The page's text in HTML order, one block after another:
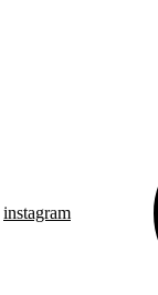
instagram